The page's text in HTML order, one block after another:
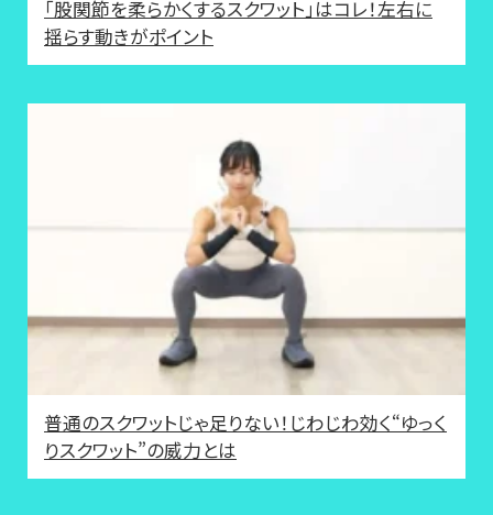
「股関節を柔らかくするスクワット」はコレ！左右に
揺らす動きがポイント
普通のスクワットじゃ足りない！じわじわ効く“ゆっく
りスクワット”の威力とは